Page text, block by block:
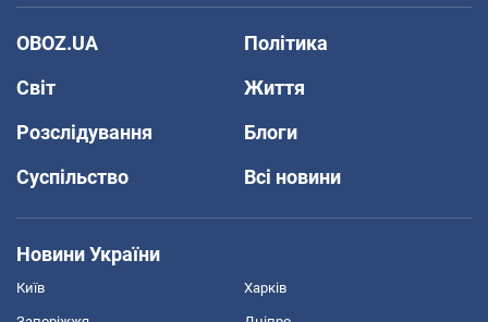
OBOZ.UA
Політика
Світ
Життя
Розслідування
Блоги
Суспільство
Всі новини
Новини України
Київ Харків